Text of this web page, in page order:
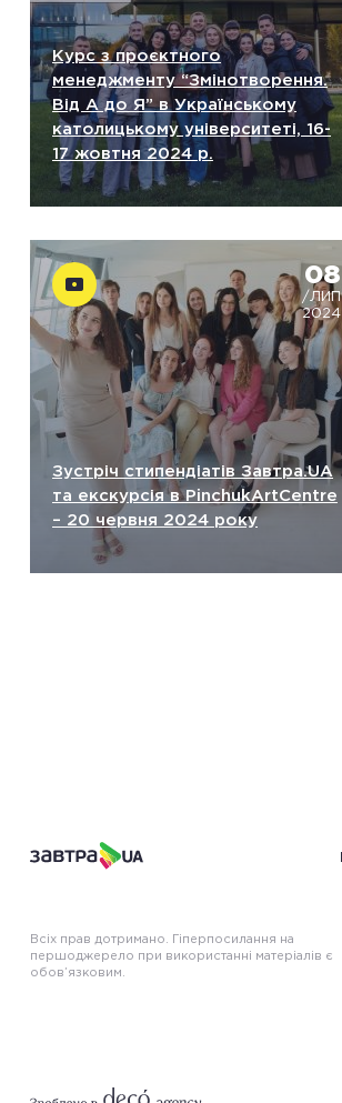
Курс з проєктного
менеджменту “Змінотворення.
Від А до Я” в Українському
католицькому університеті, 16-
17 жовтня 2024 р.
08
/ЛИП
2024
Зустріч стипендіатів Завтра.UA
та екскурсія в PinchukArtCentre
– 20 червня 2024 року
Всіх прав дотримано. Гіперпосилання на
першоджерело при використанні матеріалів є
обов’язковим.